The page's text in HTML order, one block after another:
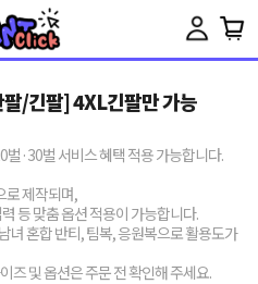
/긴팔] 4XL긴팔만 가능
벌·30벌 서비스 혜택 적용 가능합니다.
로 제작되며,
등 맞춤 옵션 적용이 가능합니다.
녀 혼합 반티, 팀복, 응원복으로 활용도가
즈 및 옵션은 주문 전 확인해 주세요.